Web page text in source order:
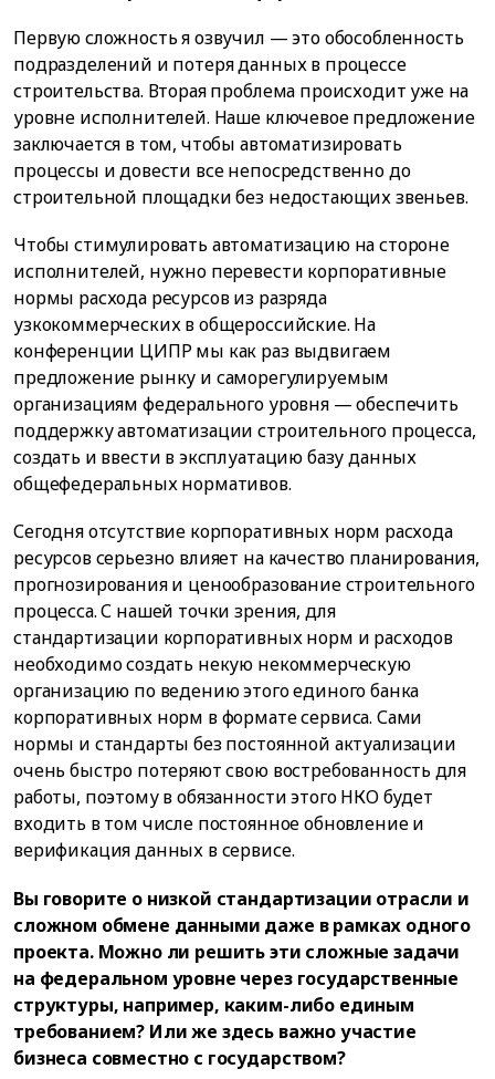
Первую сложность я озвучил — это обособленность
подразделений и потеря данных в процессе
строительства. Вторая проблема происходит уже на
уровне исполнителей. Наше ключевое предложение
заключается в том, чтобы автоматизировать
процессы и довести все непосредственно до
строительной площадки без недостающих звеньев.
Чтобы стимулировать автоматизацию на стороне
исполнителей, нужно перевести корпоративные
нормы расхода ресурсов из разряда
узкокоммерческих в общероссийские. На
конференции ЦИПР мы как раз выдвигаем
предложение рынку и саморегулируемым
организациям федерального уровня — обеспечить
поддержку автоматизации строительного процесса,
создать и ввести в эксплуатацию базу данных
общефедеральных нормативов.
Сегодня отсутствие корпоративных норм расхода
ресурсов серьезно влияет на качество планирования,
прогнозирования и ценообразование строительного
процесса. С нашей точки зрения, для
стандартизации корпоративных норм и расходов
необходимо создать некую некоммерческую
организацию по ведению этого единого банка
корпоративных норм в формате сервиса. Сами
нормы и стандарты без постоянной актуализации
очень быстро потеряют свою востребованность для
работы, поэтому в обязанности этого НКО будет
входить в том числе постоянное обновление и
верификация данных в сервисе.
Вы говорите о низкой стандартизации отрасли и
сложном обмене данными даже в рамках одного
проекта. Можно ли решить эти сложные задачи
на федеральном уровне через государственные
структуры, например, каким-либо единым
требованием? Или же здесь важно участие
бизнеса совместно с государством?